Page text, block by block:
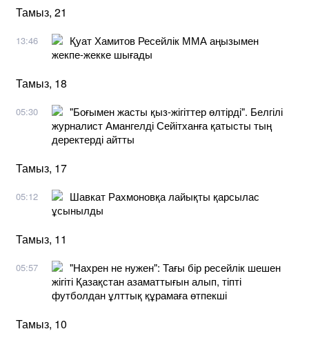
Тамыз, 21
13:46
Қуат Хамитов Ресейлік ММА аңызымен
жекпе-жекке шығады
Тамыз, 18
05:30
"Боғымен жасты қыз-жігіттер өлтірді". Белгілі
журналист Амангелді Сейітханға қатысты тың
деректерді айтты
Тамыз, 17
05:12
Шавкат Рахмоновқа лайықты қарсылас
ұсынылды
Тамыз, 11
05:57
"Нахрен не нужен": Тағы бір ресейлік шешен
жігіті Қазақстан азаматтығын алып, тіпті
футболдан ұлттық құрамаға өтпекші
Тамыз, 10